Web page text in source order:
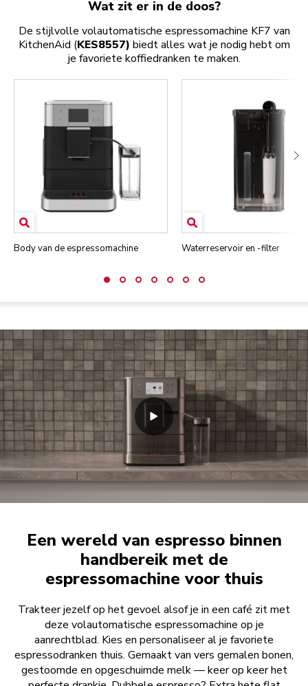
Wat zit er in de doos?
De stijlvolle volautomatische espressomachine KF7 van
KitchenAid (KES8557) biedt alles wat je nodig hebt om
je favoriete koffiedranken te maken.
Body van de espressomachine Waterreservoir en -filter
Een wereld van espresso binnen
handbereik met de
espressomachine voor thuis
Trakteer jezelf op het gevoel alsof je in een café zit met
deze volautomatische espressomachine op je
aanrechtblad. Kies en personaliseer al je favoriete
espressodranken thuis. Gemaakt van vers gemalen bonen,
gestoomde en opgeschuimde melk — keer op keer het